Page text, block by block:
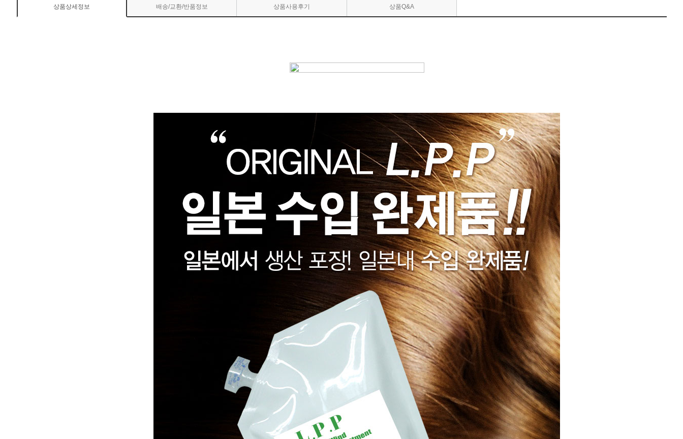
상품상세정보 배송/교환/반품정보 상품사용후기 상품Q&A